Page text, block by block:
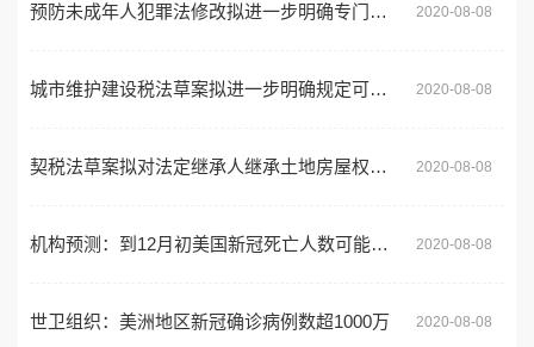
预防未成年人犯罪法修改拟进一步明确专门学校和专门教育的法律定位 2020-08-08
城市维护建设税法草案拟进一步明确规定可减免税范围 2020-08-08
契税法草案拟对法定继承人继承土地房屋权属免征契税 2020-08-08
机构预测：到12月初美国新冠死亡人数可能近30万 2020-08-08
世卫组织：美洲地区新冠确诊病例数超1000万 2020-08-08